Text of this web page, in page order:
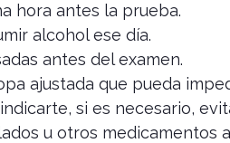
hora antes la prueba.
alcohol ese día.
antes del examen.
ajustada que pueda
si es necesario,
u otros medicamentos